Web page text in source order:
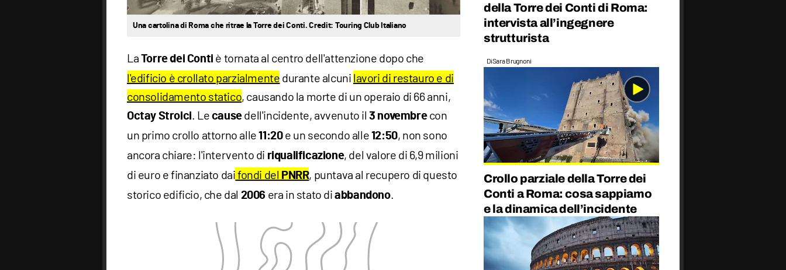
Una cartolina di Roma che ritrae la Torre dei Conti. Credit: Touring Club Italiano
La Torre dei Conti è tornata al centro dell'attenzione dopo che
l'edificio è crollato parzialmente durante alcuni lavori di restauro e di
consolidamento statico, causando la morte di un operaio di 66 anni,
Octay Stroici. Le causedell'incidente, avvenuto il 3 novembrecon
un primo crollo attorno alle11:20e un secondo alle 12:50, non sono
ancora chiare: l'intervento di riqualificazione, del valore di 6,9 milioni
di euro e finanziato daifondi del PNRR, puntava al recupero di questo
storico edificio, che dal 2006 era in stato diabbandono.
della Torre dei Conti di Roma:
intervista all’ingegnere
strutturista
DiSara Brugnoni
Crollo parziale della Torre dei
Conti a Roma: cosa sappiamo
e la dinamica dell’incidente